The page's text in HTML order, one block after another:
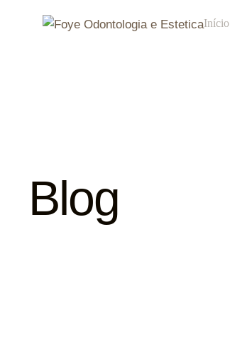
Início
Blog